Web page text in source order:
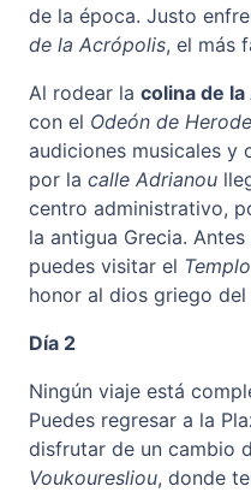
de la época. Justo
de la Acrópolis, el más
Al rodear la colina de
con el Odeón de
audiciones musicales y
por la calle Adrianou
centro administrativo,
la antigua Grecia.
puedes visitar el
honor al dios griego
Día 2
Ningún viaje está
Puedes regresar a la
disfrutar de un cambio
Voukouresliou, donde